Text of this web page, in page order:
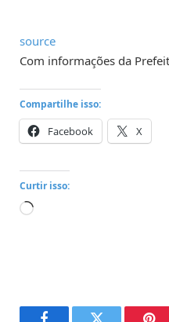
source
Com informações da
Compartilhe isso:
Facebook X
Curtir isso:
Carregando...